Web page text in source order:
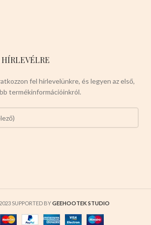
fel hírlevelünkre, és legyen az első,
termékinformációinkról.
2023 SUPPORTED BYGEEHOOTEK STUDIO